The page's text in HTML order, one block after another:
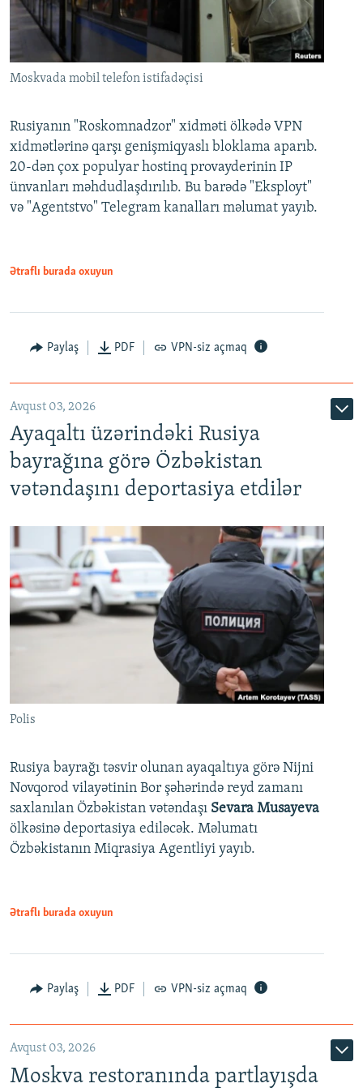
Moskvada mobil telefon istifadəçisi
Rusiyanın "Roskomnadzor" xidməti ölkədə VPN
xidmətlərinə qarşı genişmiqyaslı bloklama aparıb.
20-dən çox populyar hostinq provayderinin IP
ünvanları məhdudlaşdırılıb. Bu barədə "Eksployt"
və "Agentstvo" Telegram kanalları məlumat yayıb.
Ətraflı burada oxuyun
Paylaş PDF VPN-siz açmaq
Avqust 03, 2026
Ayaqaltı üzərindəki Rusiya
bayrağına görə Özbəkistan
vətəndaşını deportasiya etdilər
Polis
Rusiya bayrağı təsvir olunan ayaqaltıya görə Nijni
Novqorod vilayətinin Bor şəhərində reyd zamanı
saxlanılan Özbəkistan vətəndaşı Sevara Musayeva
ölkəsinə deportasiya ediləcək. Məlumatı
Özbəkistanın Miqrasiya Agentliyi yayıb.
Ətraflı burada oxuyun
Paylaş PDF VPN-siz açmaq
Avqust 03, 2026
Moskva restoranında partlayışda